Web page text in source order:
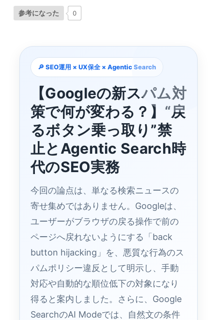
参考になった 0
:contentReference[oaicite:0]{index=0}
🔎 SEO運用 × UX保全 × Agentic Search
【Googleの新スパム対
策で何が変わる？】“戻
るボタン乗っ取り”禁
止とAgentic Search時
代のSEO実務
今回の論点は、単なる検索ニュースの
寄せ集めではありません。Googleは、
ユーザーがブラウザの戻る操作で前の
ページへ戻れないようにする「back
button hijacking」を、悪質な行為のス
パムポリシー違反として明示し、手動
対応や自動的な順位低下の対象になり
得ると案内しました。さらに、Google
SearchのAI Modeでは、自然文の条件